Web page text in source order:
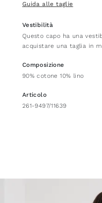
Guida alle taglie
Vestibilità
Questo capo ha una
acquistare una taglia in
Composizione
90% cotone 10% lino
Articolo
261-9497/11639